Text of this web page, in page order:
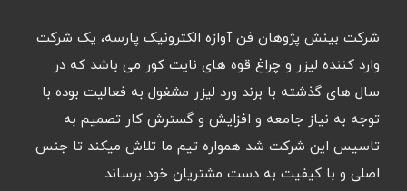
شرکت بینش پژوهان فن آوازه الکترونیک پارسه، یک شرکت
وارد کننده لیزر و چراغ قوه های نایت کور می باشد که در
سال های گذشته با برند ورد لیزر مشغول به فعالیت بوده با
توجه به نیاز جامعه و افزایش و گسترش کار تصمیم به
تاسیس این شرکت شد همواره تیم ما تلاش میکند تا جنس
اصلی و با کیفیت به دست مشتریان خود برساند